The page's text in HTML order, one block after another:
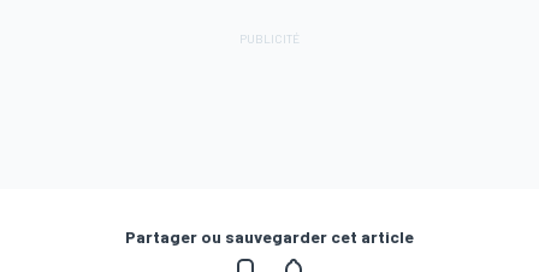
Partager ou sauvegarder cet article